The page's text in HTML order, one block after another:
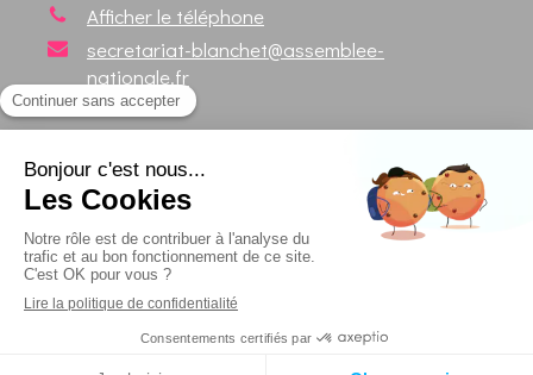
Afficher le téléphone
secretariat-blanchet@assemblee-
nationale.fr
Suivez votre Député sur les
réseaux sociaux